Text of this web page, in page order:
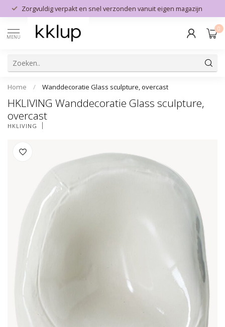
Zorgvuldig verpakt en snel verzonden vanuit eigen magazijn
MENU
0
Home / Wanddecoratie Glass sculpture, overcast
HKLIVING Wanddecoratie Glass sculpture,
overcast
HKLIVING